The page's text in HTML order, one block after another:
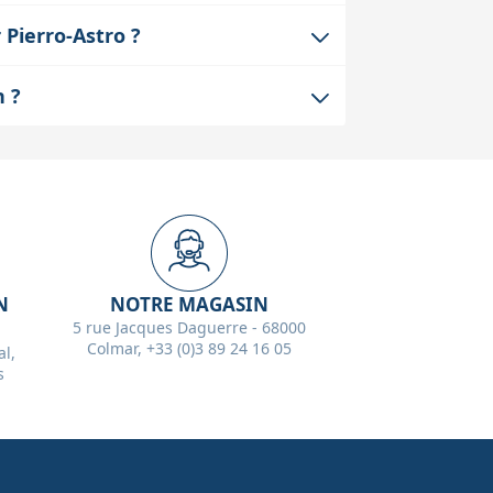
ce qui est crucial pour un
Astro ?
la compatibilité technique avant
?
NOTRE MAGASIN
5 rue Jacques Daguerre - 68000
Colmar, +33 (0)3 89 24 16 05